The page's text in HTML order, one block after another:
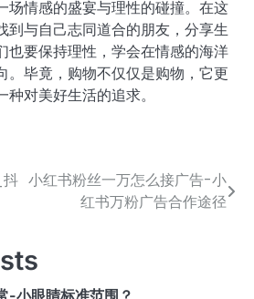
场情感的盛宴与理性的碰撞。在这
到与自己志同道合的朋友，分享生
也要保持理性，学会在情感的海洋
。毕竟，购物不仅仅是购物，它更
对美好生活的追求。
小红书粉丝一万怎么接广告-小
红书万粉广告合作途径
-小眼睛标准范围？